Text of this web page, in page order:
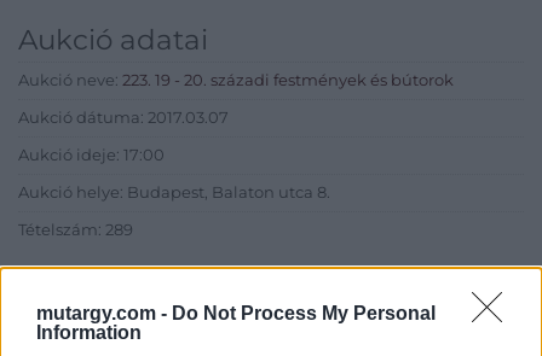
mutargy.com - Do Not Process My Personal
Information
Aukció adatai
Aukció neve: 223. 19 - 20. századi festmények és bútorok
Aukció dátuma: 2017.03.07
Aukció ideje: 17:00
Aukció helye: Budapest, Balaton utca 8.
Tételszám: 289
Eladó adatai